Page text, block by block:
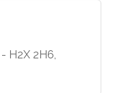
H2X 2H6,